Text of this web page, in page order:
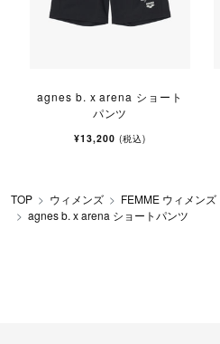
agnes b. x arena ショート
パンツ
¥13,200 (税込)
TOP ウィメンズ FEMME ウィメンズ
agnes b. x arena ショートパンツ